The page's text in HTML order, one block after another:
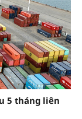
5 tháng liên